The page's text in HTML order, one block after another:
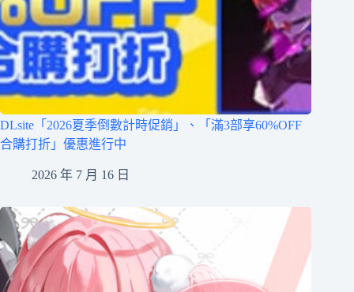
DLsite「2026夏季倒數計時促銷」、「滿3部享60%OFF
合購打折」優惠進行中
2026 年 7 月 16 日